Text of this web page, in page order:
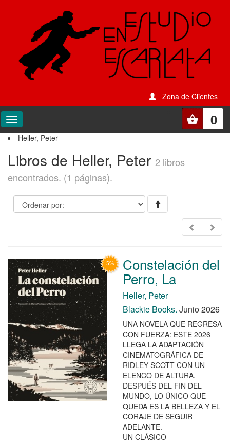
Zona de Clientes
0
Heller, Peter
Libros de Heller, Peter 2 libros
encontrados. (1 páginas).
Constelación del
Perro, La
Heller, Peter
Blackie Books. Junio 2026
UNA NOVELA QUE REGRESA
CON FUERZA: ESTE 2026
LLEGA LA ADAPTACIÓN
CINEMATOGRÁFICA DE
RIDLEY SCOTT CON UN
ELENCO DE ALTURA.
DESPUÉS DEL FIN DEL
MUNDO, LO ÚNICO QUE
QUEDA ES LA BELLEZA Y EL
CORAJE DE SEGUIR
ADELANTE.
UN CLÁSICO